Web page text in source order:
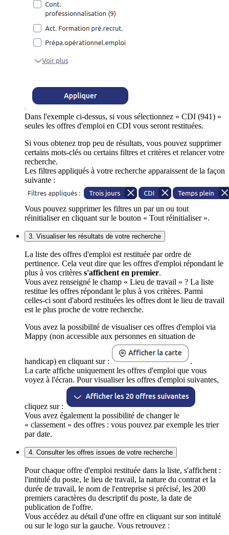
Dans l'exemple ci-dessus, si vous sélectionnez « CDI (941) »
seules les offres d'emploi en CDI vous seront restituées.
Si vous obtenez trop peu de résultats, vous pouvez supprimer
certains mots-clés ou certains filtres et critères et relancer votre
recherche.
Les filtres appliqués à votre recherche apparaissent de la façon
suivante :
Vous pouvez supprimer les filtres un par un ou tout
réinitialiser en cliquant sur le bouton « Tout réinitialiser ».
3. Visualiser les résultats de votre recherche
La liste des offres d'emploi est restituée par ordre de
pertinence. Cela veut dire que les offres d'emploi répondant le
plus à vos critères s'affichent en premier.
Vous avez renseigné le champ « Lieu de travail » ? La liste
restitue les offres répondant le plus à vos critères. Parmi
celles-ci sont d'abord restituées les offres dont le lieu de travail
est le plus proche de votre recherche.
Vous avez la possibilité de visualiser ces offres d'emploi via
Mappy (non accessible aux personnes en situation de
handicap) en cliquant sur :
.
La carte affiche uniquement les offres d'emploi que vous
voyez à l'écran. Pour visualiser les offres d'emploi suivantes,
cliquez sur :
Vous avez également la possibilité de changer le
« classement » des offres : vous pouvez par exemple les trier
par date.
4. Consulter les offres issues de votre recherche
Pour chaque offre d'emploi restituée dans la liste, s'affichent :
l'intitulé du poste, le lieu de travail, la nature du contrat et la
durée de travail, le nom de l'entreprise si précisé, les 200
premiers caractères du descriptif du poste, la date de
publication de l'offre.
Vous accédez au détail d'une offre en cliquant sur son intitulé
ou sur le logo sur la gauche. Vous retrouvez :